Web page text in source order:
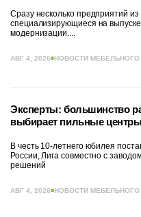
Сразу несколько предприятий
специализирующиеся на
модернизации....
АВГ 4, 2026 НОВОСТИ
Эксперты: большинство
выбирает пильные
В честь 10-летнего юбилея
России, Лига совместно с
решений
АВГ 4, 2026 НОВОСТИ